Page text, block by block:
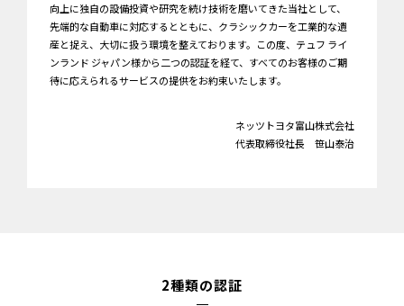
向上に独自の設備投資や研究を続け技術を磨いてきた当社として、
先端的な自動車に対応するとともに、クラシックカーを工業的な遺
産と捉え、大切に扱う環境を整えております。この度、テュフ ライ
ンランド ジャパン様から二つの認証を経て、すべてのお客様のご期
待に応えられるサービスの提供をお約束いたします。
ネッツトヨタ富山株式会社
代表取締役社長 笹山泰治
2種類の認証